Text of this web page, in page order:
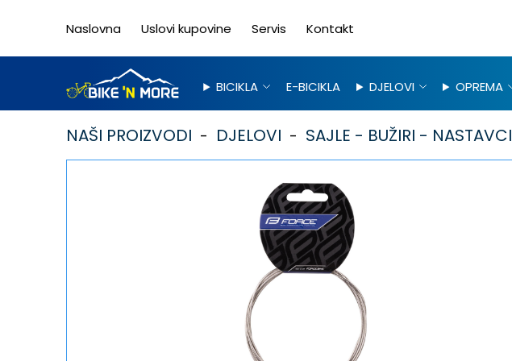
Naslovna Uslovi kupovine Servis Kontakt
BICIKLA E-BICIKLA DJELOVI OPREMA
NAŠI PROIZVODI DJELOVI SAJLE - BUŽIRI - NASTAVCI